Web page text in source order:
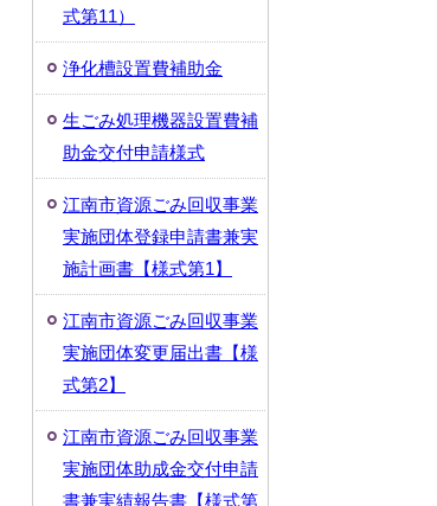
式第11）
浄化槽設置費補助金
生ごみ処理機器設置費補
助金交付申請様式
江南市資源ごみ回収事業
実施団体登録申請書兼実
施計画書【様式第1】
江南市資源ごみ回収事業
実施団体変更届出書【様
式第2】
江南市資源ごみ回収事業
実施団体助成金交付申請
書兼実績報告書【様式第